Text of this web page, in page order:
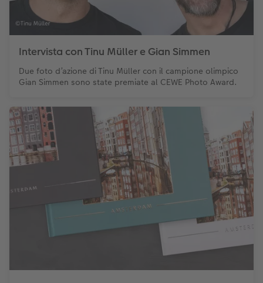
Intervista con Tinu Müller e Gian Simmen
Due foto d’azione di Tinu Müller con il campione olimpico
Gian Simmen sono state premiate al CEWE Photo Award.